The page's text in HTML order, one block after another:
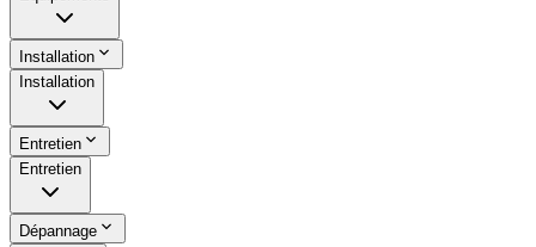
Installation
Installation
Entretien
Entretien
Dépannage